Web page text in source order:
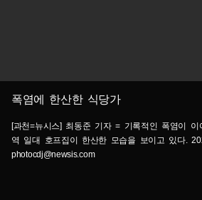
폭염에 한산한 식당가
[과천=뉴시스] 최동준 기자 = 기록적인 폭염이
역 일대 호프집이 한산한 모습을 보이고 있다.
photocdj@newsis.com